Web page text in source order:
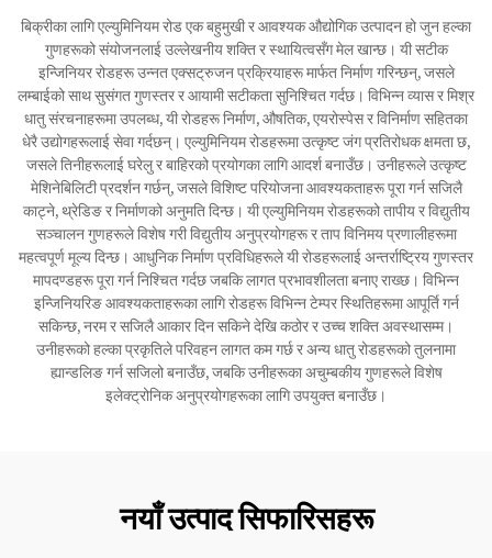
बिक्रीका लागि एल्युमिनियम रोड एक बहुमुखी र आवश्यक औद्योगिक उत्पादन हो जुन हल्का
गुणहरूको संयोजनलाई उल्लेखनीय शक्ति र स्थायित्वसँग मेल खान्छ। यी सटीक
इन्जिनियर रोडहरू उन्नत एक्सट्रुजन प्रक्रियाहरू मार्फत निर्माण गरिन्छन्, जसले
लम्बाईको साथ सुसंगत गुणस्तर र आयामी सटीकता सुनिश्चित गर्दछ। विभिन्न व्यास र मिश्र
धातु संरचनाहरूमा उपलब्ध, यी रोडहरू निर्माण, औषतिक, एयरोस्पेस र विनिर्माण सहितका
धेरै उद्योगहरूलाई सेवा गर्दछन्। एल्युमिनियम रोडहरूमा उत्कृष्ट जंग प्रतिरोधक क्षमता छ,
जसले तिनीहरूलाई घरेलु र बाहिरको प्रयोगका लागि आदर्श बनाउँछ। उनीहरूले उत्कृष्ट
मेशिनेबिलिटी प्रदर्शन गर्छन्, जसले विशिष्ट परियोजना आवश्यकताहरू पूरा गर्न सजिलै
काट्ने, थ्रेडिङ र निर्माणको अनुमति दिन्छ। यी एल्युमिनियम रोडहरूको तापीय र विद्युतीय
सञ्चालन गुणहरूले विशेष गरी विद्युतीय अनुप्रयोगहरू र ताप विनिमय प्रणालीहरूमा
महत्वपूर्ण मूल्य दिन्छ। आधुनिक निर्माण प्रविधिहरूले यी रोडहरूलाई अन्तर्राष्ट्रिय गुणस्तर
मापदण्डहरू पूरा गर्न निश्चित गर्दछ जबकि लागत प्रभावशीलता बनाए राख्छ। विभिन्न
इन्जिनियरिङ आवश्यकताहरूका लागि रोडहरू विभिन्न टेम्पर स्थितिहरूमा आपूर्ति गर्न
सकिन्छ, नरम र सजिलै आकार दिन सकिने देखि कठोर र उच्च शक्ति अवस्थासम्म।
उनीहरूको हल्का प्रकृतिले परिवहन लागत कम गर्छ र अन्य धातु रोडहरूको तुलनामा
ह्यान्डलिङ गर्न सजिलो बनाउँछ, जबकि उनीहरूका अचुम्बकीय गुणहरूले विशेष
इलेक्ट्रोनिक अनुप्रयोगहरूका लागि उपयुक्त बनाउँछ।
नयाँ उत्पाद सिफारिसहरू